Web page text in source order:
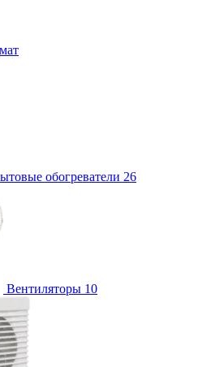
обогреватели 26
Вентиляторы 10